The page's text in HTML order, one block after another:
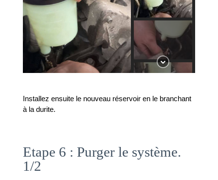
Installez ensuite le nouveau réservoir en le branchant
à la durite.
Etape 6 : Purger le système.
1/2